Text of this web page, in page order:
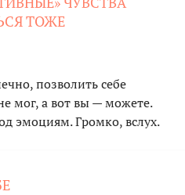
ТОЖЕ
позволить себе
мог, а вот вы — можете.
эмоциям. Громко, вслух.